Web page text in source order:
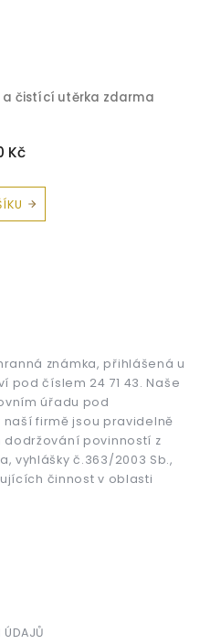
a čistící utěrka zdarma
Kč
známka, přihlášená u
pod číslem 24 71 43. Naše
úřadu pod
firmě jsou pravidelně
dodržování povinností z
vyhlášky č.363/2003 Sb.,
činnost v oblasti